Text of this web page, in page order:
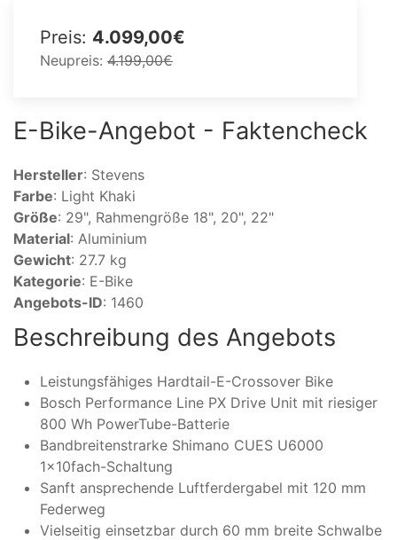
Preis: 4.099,00€
Neupreis: 4.199,00€
E-Bike-Angebot - Faktencheck
Hersteller: Stevens
Farbe: Light Khaki
Größe: 29", Rahmengröße 18", 20", 22"
Material: Aluminium
Gewicht: 27.7 kg
Kategorie: E-Bike
Angebots-ID: 1460
Beschreibung des Angebots
Leistungsfähiges Hardtail-E-Crossover Bike
Bosch Performance Line PX Drive Unit mit riesiger
800 Wh PowerTube-Batterie
Bandbreitenstrarke Shimano CUES U6000
1x10fach-Schaltung
Sanft ansprechende Luftferdergabel mit 120 mm
Federweg
Vielseitig einsetzbar durch 60 mm breite Schwalbe